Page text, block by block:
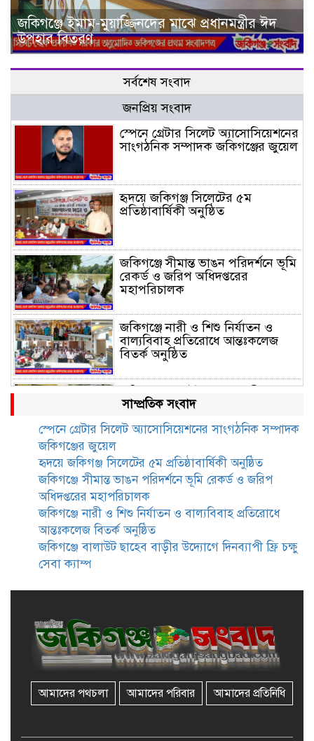
জকিগঞ্জে ইমাম-মুয়াজ্জিনদের মাঝে প্রধানমন্ত্রীর ঈদ
উপহার বিতরণ
সর্বশেষ সংবাদ
জনপ্রিয় সংবাদ
স্পেনে গ্রেটার সিলেট অ্যাসোসিয়েশনের
সাংগঠনিক সম্পাদক জকিগঞ্জের জুয়েল
হৃদয়ে জকিগঞ্জ সিলেটের ৫ম
প্রতিষ্ঠাবার্ষিকী অনুষ্ঠিত
জকিগঞ্জে সীমান্ত ভাঙন পরিদর্শনে ভূমি
রেকর্ড ও জরিপ অধিদপ্তরের
মহাপরিচালক
জকিগঞ্জে নারী ও শিশু নির্যাতন ও
বাল্যবিবাহ প্রতিরোধে আন্তঃকলেজ
বিতর্ক অনুষ্ঠিত
উদ্যোগে দিনব্যাপী ফ্রি চক্ষু সেবা ক্যাম্প
জকিগঞ্জে সাজাপ্রাপ্ত আসামিসহ
গ্রেফতার ২
রেলপথে যুক্ত হবে জকিগঞ্জ-কানাইঘাট,
শুরু হচ্ছে সম্ভাব্যতা সমীক্ষা
সাবেক এমপি হাফিজ আহমদ
ভাতা পেতে টাকা লাগে না, জকিগঞ্জে
সমাজসেবা কর্মকর্তার গুরুত্বপূর্ণ বার্তা
সাম্প্রতিক সংবাদ
স্পেনে গ্রেটার সিলেট অ্যাসোসিয়েশনের সাংগঠনিক সম্পাদক
জকিগঞ্জের জুয়েল
হৃদয়ে জকিগঞ্জ সিলেটের ৫ম প্রতিষ্ঠাবার্ষিকী অনুষ্ঠিত
জকিগঞ্জে সীমান্ত ভাঙন পরিদর্শনে ভূমি রেকর্ড ও জরিপ
অধিদপ্তরের মহাপরিচালক
জকিগঞ্জে নারী ও শিশু নির্যাতন ও বাল্যবিবাহ প্রতিরোধে
আন্তঃকলেজ বিতর্ক অনুষ্ঠিত
জকিগঞ্জে বালাউট ছাহেব বাড়ীর উদ্যোগে দিনব্যাপী ফ্রি চক্ষু
সেবা ক্যাম্প
আমাদের পথচলা আমাদের পরিবার আমাদের প্রতিনিধি